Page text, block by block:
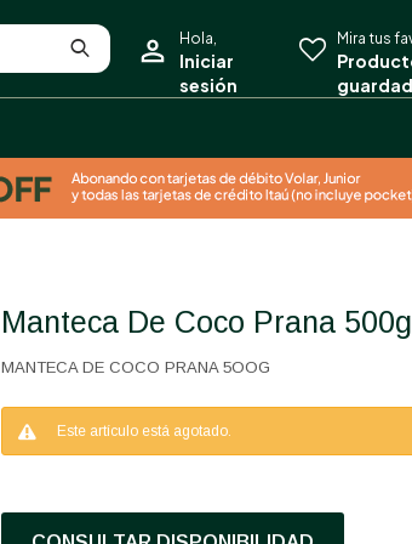
Manteca De Coco Prana 500g
MANTECA DE COCO PRANA 5OOG
Este artículo está agotado.